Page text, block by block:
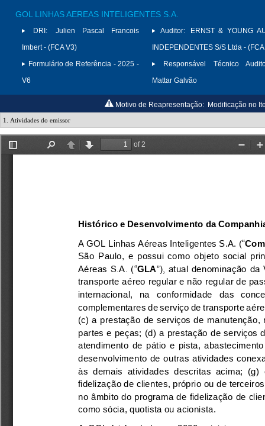
GOL LINHAS AEREAS INTELIGENTES S.A.
DRI:
Julien Pascal Francois
Imbert - (FCA V3)
Formulário de Referência - 2025 -
V6
Auditor:
ERNST & YOUNG
INDEPENDENTES S/S Ltda -
Responsável Técnico
Mattar Galvão
Motivo de Reapresentação: Modificação no